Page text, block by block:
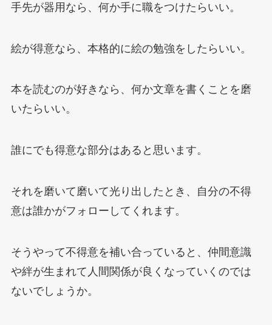
手先が器用なら、何か手に職をつけたらいい。
絵が得意なら、本格的に絵の勉強をしたらいい。
本を読むのが好きなら、何か文章を書くことを磨
いたらいい。
誰にでも得意な部分はあると思います。
それを磨いて磨いて光り出したとき、自分の不得
意は誰かがフォローしてくれます。
そうやって不得意を補い合っていると、仲間意識
や絆が生まれて人間関係が良くなっていくのでは
ないでしょうか。